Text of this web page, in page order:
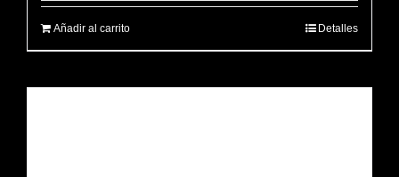
Añadir al carrito Detalles